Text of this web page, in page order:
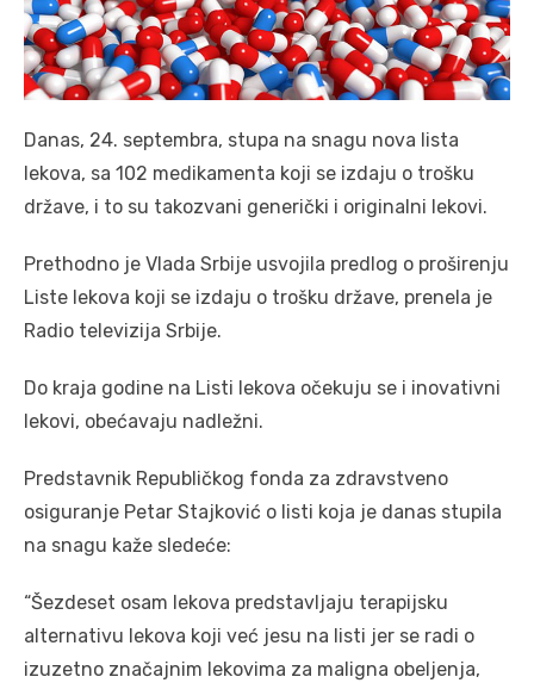
Danas, 24. septembra, stupa na snagu nova lista
lekova, sa 102 medikamenta koji se izdaju o trošku
države, i to su takozvani generički i originalni lekovi.
Prethodno je Vlada Srbije usvojila predlog o proširenju
Liste lekova koji se izdaju o trošku države, prenela je
Radio televizija Srbije.
Do kraja godine na Listi lekova očekuju se i inovativni
lekovi, obećavaju nadležni.
Predstavnik Republičkog fonda za zdravstveno
osiguranje Petar Stajković o listi koja je danas stupila
na snagu kaže sledeće:
“Šezdeset osam lekova predstavljaju terapijsku
alternativu lekova koji već jesu na listi jer se radi o
izuzetno značajnim lekovima za maligna obeljenja,